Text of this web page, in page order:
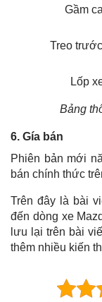
Gầm
Treo
Lốp
Bảng
6. Gía bán
Phiên bản mới
bán chính thức
Trên đây là bài
đến dòng xe
lưu lại trên bài
thêm nhiều kiến